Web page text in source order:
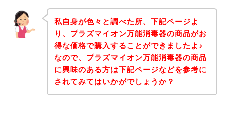
私自身が色々と調べた所、下記ページよ
り、プラズマイオン万能消毒器の商品がお
得な価格で購入することができましたよ♪
なので、プラズマイオン万能消毒器の商品
に興味のある方は下記ページなどを参考に
されてみてはいかがでしょうか？